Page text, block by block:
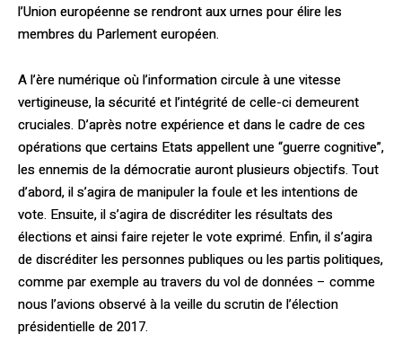
l’Union européenne se rendront aux urnes pour élire les
membres du Parlement européen.
A l’ère numérique où l’information circule à une vitesse
vertigineuse, la sécurité et l’intégrité de celle-ci demeurent
cruciales. D’après notre expérience et dans le cadre de ces
opérations que certains Etats appellent une “guerre cognitive”,
les ennemis de la démocratie auront plusieurs objectifs. Tout
d’abord, il s’agira de manipuler la foule et les intentions de
vote. Ensuite, il s’agira de discréditer les résultats des
élections et ainsi faire rejeter le vote exprimé. Enfin, il s’agira
de discréditer les personnes publiques ou les partis politiques,
comme par exemple au travers du vol de données – comme
nous l’avions observé à la veille du scrutin de l’élection
présidentielle de 2017.